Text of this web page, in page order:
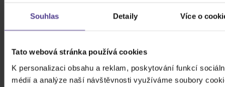
Souhlas Detaily Více o
Tato webová stránka používá cookies
K personalizaci obsahu a reklam, poskytování funkcí
médií a analýze naší návštěvnosti využíváme soubory
Cena
24 Kč 99980 Kč
Cena od Cena do